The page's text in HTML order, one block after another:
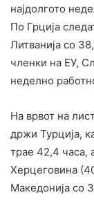
најдолгото
По Грција
Литванија со
членки на ЕУ,
неделно
На врвот на
држи Турција,
трае 42,4 часа,
Херцеговина
Македонија со